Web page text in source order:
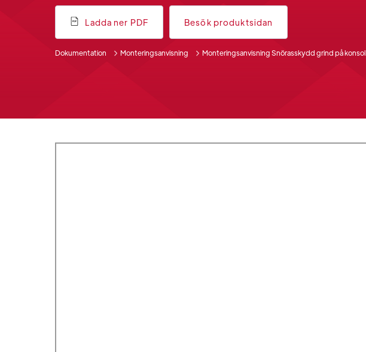
Ladda ner PDF Besök produktsidan
Dokumentation Monteringsanvisning Monteringsanvisning Snörasskydd grind på konsol